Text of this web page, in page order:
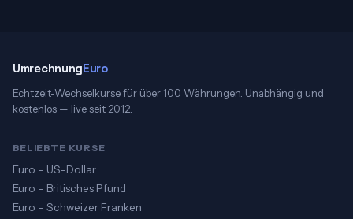
UmrechnungEuro
Echtzeit-Wechselkurse für über 100 Währungen. Unabhängig und
kostenlos — live seit 2012.
BELIEBTE KURSE
Euro – US-Dollar
Euro – Britisches Pfund
Euro – Schweizer Franken